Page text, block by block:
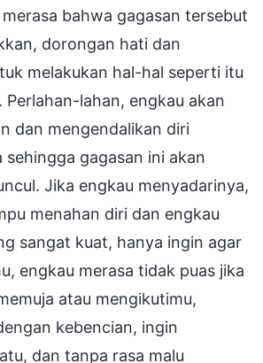
bahwa gagasan tersebut
dorongan hati dan
melakukan hal-hal seperti itu
Perlahan-lahan, engkau akan
dan mengendalikan diri
sehingga gagasan ini akan
Jika engkau menyadarinya,
menahan diri dan engkau
sangat kuat, hanya ingin agar
engkau merasa tidak puas jika
atau mengikutimu,
kebencian, ingin
dan tanpa rasa malu